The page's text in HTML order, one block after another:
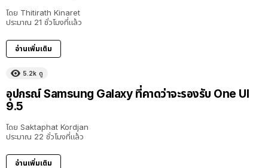
โดย Thitirath Kinaret
ประมาณ 21 ชั่วโมงที่แล้ว
อ่านเพิ่มเติม
5.2k ดู
อุปกรณ์ Samsung Galaxy ที่คาดว่าจะรองรับ One UI
9.5
โดย Saktaphat Kordjan
ประมาณ 22 ชั่วโมงที่แล้ว
อ่านเพิ่มเติม